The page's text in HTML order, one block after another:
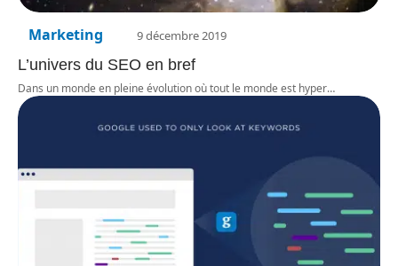
Marketing 9 décembre 2019
L’univers du SEO en bref
Dans un monde en pleine évolution où tout le monde est hyper…